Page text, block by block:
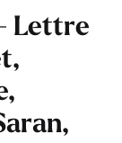
Lettre